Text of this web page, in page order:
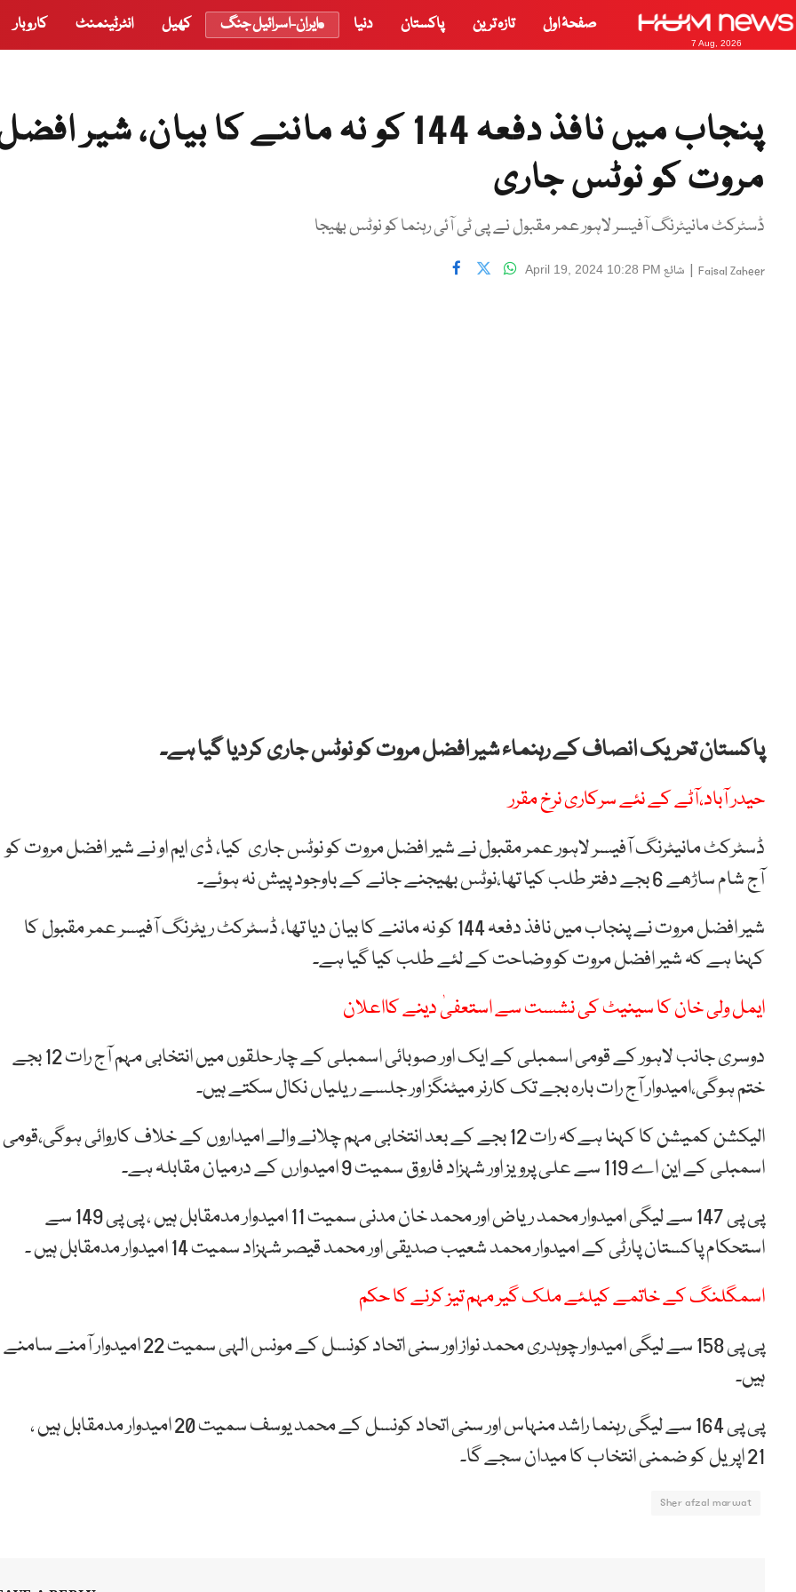
7 Aug, 2026
صفحۂ اول تازہ ترین پاکستان دنیا ایران-اسرائیل جنگ کھیل انٹرٹینمنٹ کاروبار
پنجاب میں نافذ دفعہ 144 کو نہ ماننے کا بیان، شیر
مروت کو نوٹس جاری
ڈسٹرکٹ مانیٹرنگ آفیسر لاہور عمر مقبول نے پی ٹی آئی رہنما کو نوٹس بھیجا
Faisal Zaheer
| شائع April 19, 2024 10:28 PM
پاکستان تحریک انصاف کے رہنماء شیر افضل مروت کو نوٹس جاری کردیا گیا ہے۔
حیدر آباد،آٹے کے نئے سرکاری نرخ مقرر
ڈسٹرکٹ مانیٹرنگ آفیسر لاہور عمر مقبول نے شیر افضل مروت کو نوٹس جاری کیا، ڈی ایم او نے شیر افضل مروت کو
آج شام ساڑھے 6 بجے دفتر طلب کیا تھا،نوٹس بھیجنے جانے کے باوجود پیش نہ ہوئے۔
شیر افضل مروت نے پنجاب میں نافذ دفعہ 144 کو نہ ماننے کا بیان دیا تھا، ڈسٹرکٹ ریٹرنگ آفیسر عمر مقبول کا
کہنا ہے کہ شیر افضل مروت کو وضاحت کے لئے طلب کیا گیا ہے۔
ایمل ولی خان کا سینیٹ کی نشست سے استعفیٰ دینے کااعلان
دوسری جانب لاہور کے قومی اسمبلی کے ایک اور صوبائی اسمبلی کے چار حلقوں میں انتخابی مہم آج رات 12 بجے
ختم ہوگی،امیدوار آج رات بارہ بجے تک کارنر میٹنگز اور جلسے ریلیاں نکال سکتے ہیں۔
الیکشن کمیشن کا کہنا ہےکہ رات 12 بجے کے بعد انتخابی مہم چلانے والے امیداروں کے خلاف کاروائی ہوگی،قومی
اسمبلی کے این اے 119 سے علی پرویز اور شہزاد فاروق سمیت 9 امیدوارں کے درمیان مقابلہ ہے۔
پی پی 147 سے لیگی امیدوار محمد ریاض اور محمد خان مدنی سمیت 11 امیدوار مدمقابل ہیں ، پی پی 149 سے
استحکام پاکستان پارٹی کے امیدوار محمد شعیب صدیقی اور محمد قیصر شہزاد سمیت 14 امیدوار مدمقابل ہیں ۔
اسمگلنگ کے خاتمے کیلئے ملک گیر مہم تیز کرنے کا حکم
پی پی 158 سے لیگی امیدوار چوہدری محمد نواز اور سنی اتحاد کونسل کے مونس الہی سمیت 22 امیدوار آمنے سامنے
ہیں۔
پی پی 164 سے لیگی رہنما راشد منہاس اور سنی اتحاد کونسل کے محمد یوسف سمیت 20 امیدوار مدمقابل ہیں ،
21 اپریل کو ضمنی انتخاب کا میدان سجے گا۔
Sher afzal marwat